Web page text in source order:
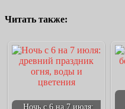
Читать также:
Ночь с 6 на 7 июля: